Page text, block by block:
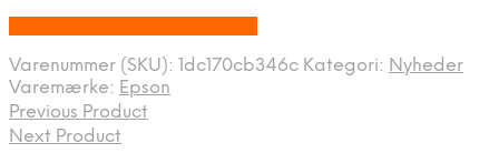
Varenummer (SKU): 1dc170cb346c Kategori: Nyheder
Varemærke: Epson
Previous Product
Next Product